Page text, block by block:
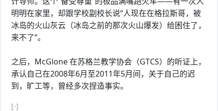
明明在家里，却跟学校副校长说“人现在在格拉斯哥，被
冰岛的火山灰云（冰岛之前的那次火山爆发）给困住了，
来不了”。
之后，McGlone 在苏格兰教学协会（GTCS）的听证上，
承认自己在2008年6月至2011年5月间，关于自己的迟
到，旷工等，曾经多次捏造事实。
[-]